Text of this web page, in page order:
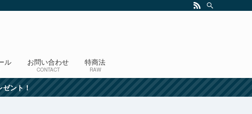
ル お問い合わせ
CONTACT
特商法
RAW
ゼント！